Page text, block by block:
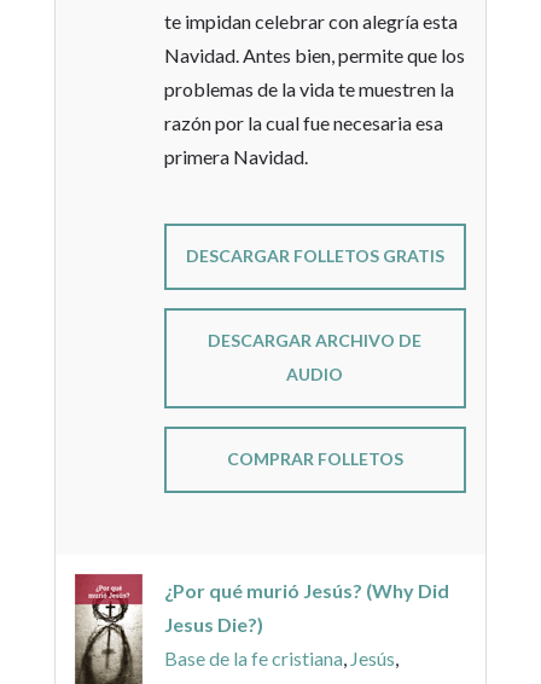
te impidan celebrar con alegría esta
Navidad. Antes bien, permite que los
problemas de la vida te muestren la
razón por la cual fue necesaria esa
primera Navidad.
DESCARGAR FOLLETOS GRATIS
DESCARGAR ARCHIVO DE
AUDIO
COMPRAR FOLLETOS
¿Por qué murió Jesús? (Why Did
Jesus Die?)
Base de la fe cristiana, Jesús,